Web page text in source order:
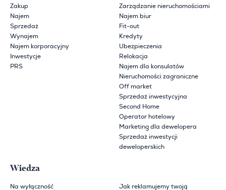
Zakup
Najem
Sprzedaż
Wynajem
Najem korporacyjny
Inwestycje
PRS
Zarządzanie nieruchomościami
Najem biur
Fit-out
Kredyty
Ubezpieczenia
Relokacja
Najem dla konsulatów
Nieruchomości zagraniczne
Off market
Sprzedaż inwestycyjna
Second Home
Operator hotelowy
Marketing dla dewelopera
Sprzedaż inwestycji
deweloperskich
Wiedza
Na wyłączność
Jak reklamujemy twoją